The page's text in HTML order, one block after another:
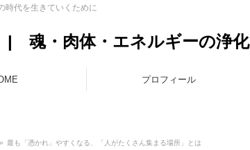
時代を生きていくために
魂・肉体・エネルギーの浄化
プロフィール
» 最も「憑かれ」やすくなる、「人がたくさん集まる場所」とは